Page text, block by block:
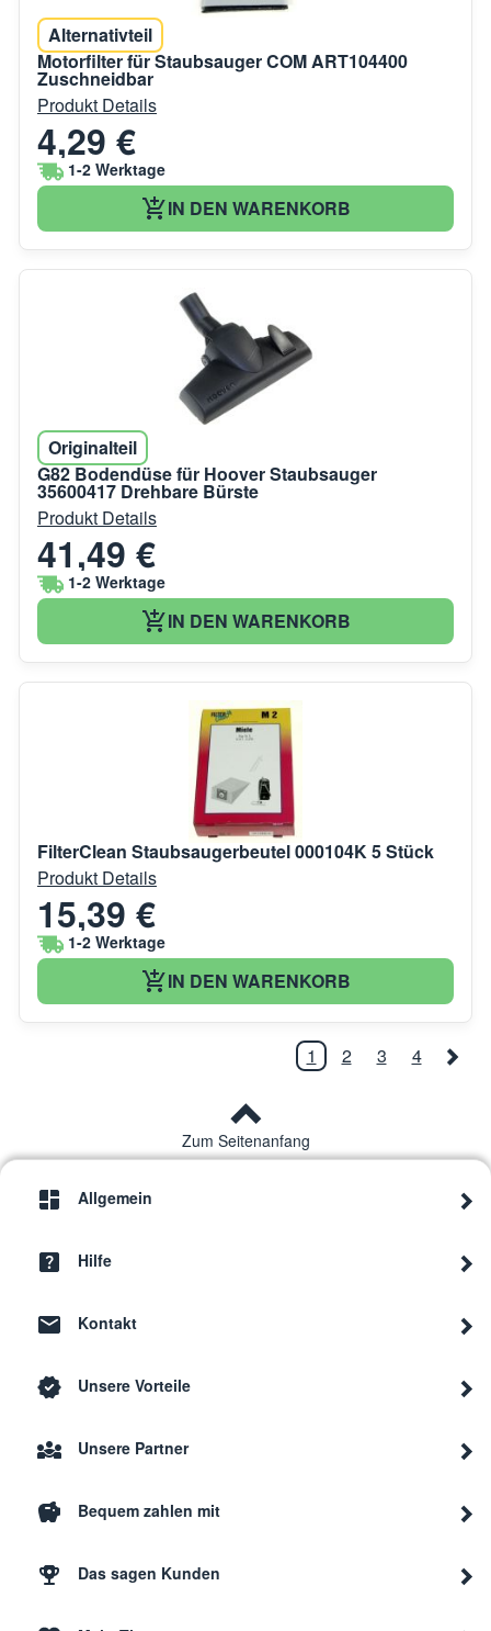
Alternativteil
Motorfilter für Staubsauger COM ART104400
Zuschneidbar
Produkt Details
4,29 €
1-2 Werktage
IN DEN WARENKORB
Originalteil
G82 Bodendüse für Hoover Staubsauger
35600417 Drehbare Bürste
Produkt Details
41,49 €
1-2 Werktage
IN DEN WARENKORB
FilterClean Staubsaugerbeutel 000104K 5 Stück
Produkt Details
15,39 €
1-2 Werktage
IN DEN WARENKORB
1 2 3 4
Zum Seitenanfang
Allgemein
Hilfe
Kontakt
Unsere Vorteile
Unsere Partner
Bequem zahlen mit
Das sagen Kunden